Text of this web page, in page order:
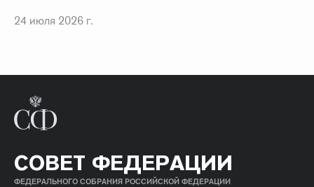
24 июля 2026 г.
СОВЕТ ФЕДЕРАЦИИ
ФЕДЕРАЛЬНОГО СОБРАНИЯ РОССИЙСКОЙ ФЕДЕРАЦИИ